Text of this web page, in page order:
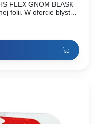
FLEX GNOM BLASK
folii. W ofercie błystki